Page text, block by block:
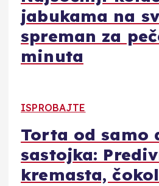
jabukama na
spreman za
minuta
ISPROBAJTE
Torta od samo
sastojka:
kremasta,